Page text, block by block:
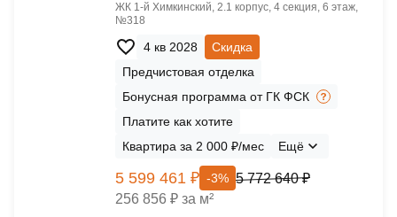
ЖК 1‑й Химкинский, 2.1 корпус, 4 секция, 6 этаж,
№318
4 кв 2028
Скидка
Предчистовая отделка
Бонусная программа от ГК ФСК
Платите как хотите
Квартира за 2 000 ₽/мес
Ещё
5 599 461 ₽ -3% 5 772 640 ₽
256 856 ₽ за м²